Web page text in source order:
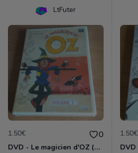
LtFuter
1.50€ 0
DVD - Le magicien d'OZ (volume 3)
1.50€